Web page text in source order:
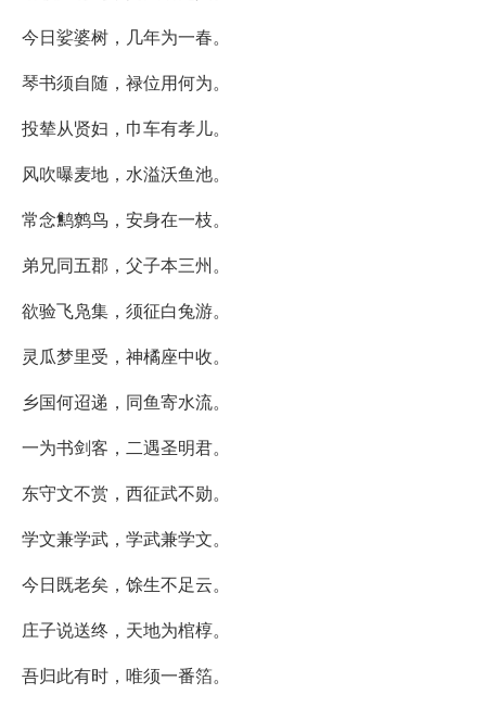
今日娑婆树，几年为一春。
琴书须自随，禄位用何为。
投辇从贤妇，巾车有孝儿。
风吹曝麦地，水溢沃鱼池。
常念鹪鹩鸟，安身在一枝。
弟兄同五郡，父子本三州。
欲验飞凫集，须征白兔游。
灵瓜梦里受，神橘座中收。
乡国何迢递，同鱼寄水流。
一为书剑客，二遇圣明君。
东守文不赏，西征武不勋。
学文兼学武，学武兼学文。
今日既老矣，馀生不足云。
庄子说送终，天地为棺椁。
吾归此有时，唯须一番箔。